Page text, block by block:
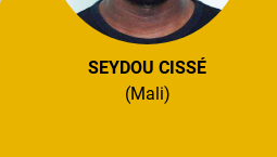
SEYDOU CISSÉ
(Mali)